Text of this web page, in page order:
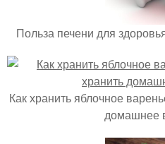
Польза печени для
Как хранить яблочное
домашнее